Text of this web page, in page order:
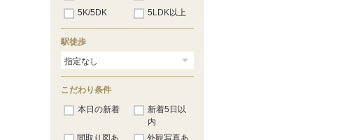
5K/5DK
5LDK以上
駅徒歩
こだわり条件
本日の新着
新着5日以
内
間取り図あ
外観写真あ